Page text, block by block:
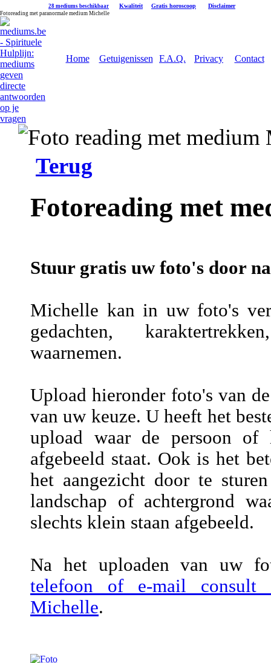
28 mediums beschikbaar Kwaliteit Gratis horoscoop Disclaimer
Fotoreading met paranormale medium Michelle
Home Getuigenissen F.A.Q. Privacy Contact
Terug
Fotoreading met
Stuur gratis uw foto's door
Michelle kan in uw foto's
gedachten,
waarnemen.
Upload hieronder foto's van
van uw keuze. U heeft het
upload waar de persoon of
afgebeeld staat. Ook is het
het aangezicht door te
landschap of achtergrond
slechts klein staan afgebeeld.
Na het uploaden van uw
telefoon of e-mail consult
Michelle.